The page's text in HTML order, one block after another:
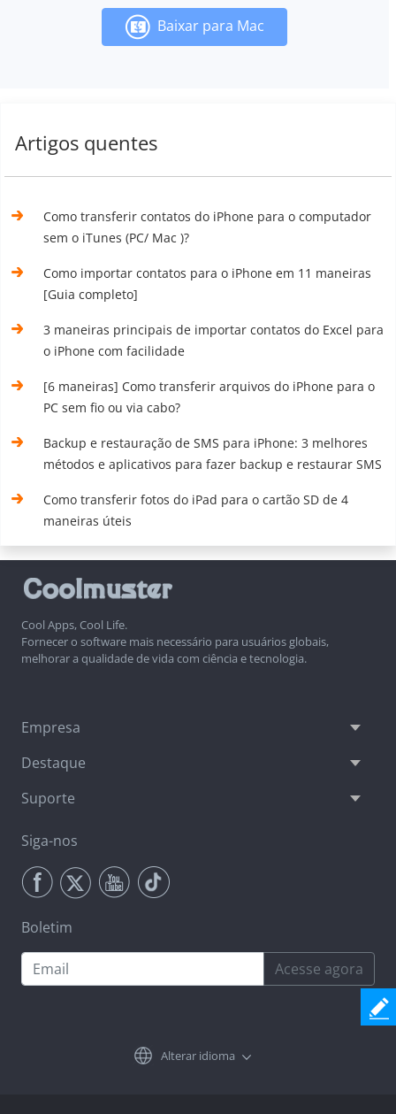
Baixar para Mac
Artigos quentes
Como transferir contatos do iPhone para o computador
sem o iTunes (PC/ Mac )?
Como importar contatos para o iPhone em 11 maneiras
[Guia completo]
3 maneiras principais de importar contatos do Excel para
o iPhone com facilidade
[6 maneiras] Como transferir arquivos do iPhone para o
PC sem fio ou via cabo?
Backup e restauração de SMS para iPhone: 3 melhores
métodos e aplicativos para fazer backup e restaurar SMS
Como transferir fotos do iPad para o cartão SD de 4
maneiras úteis
Cool Apps, Cool Life.
Fornecer o software mais necessário para usuários globais,
melhorar a qualidade de vida com ciência e tecnologia.
Empresa
Destaque
Suporte
Siga-nos
Boletim
Acesse agora
Alterar idioma